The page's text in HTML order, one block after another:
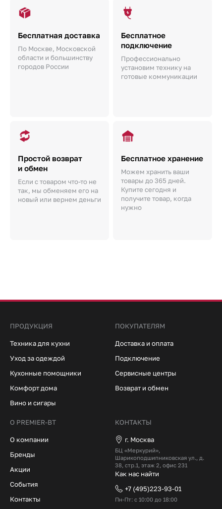
Бесплатная доставка
По Москве, Московской
области и большинству
городов России
Бесплатное
подключение
Профессионально
установим технику на
готовые коммуникации
Простой возврат
и обмен
Если с товаром что-то не
так, мы обменяем его на
новый или вернем деньги
Бесплатное хранение
Можем хранить ваши
товары до 365 дней.
Купите сегодня и
получите товар, когда
нужно
ПРОДУКЦИЯ
Техника для кухни
Уход за одеждой
Кухонные помощники
Комфорт дома
Вино и сигары
ПОКУПАТЕЛЯМ
Доставка и оплата
Подключение
Сервисные центры
Возврат и обмен
О PREMIER-BT
О компании
Бренды
Акции
События
Контакты
КОНТАКТЫ
г. Москва
БЦ «Меркурий»,
Шарикоподшипниковская ул., д.
38, стр.1, этаж 2, офис 231
Как нас найти
+7 (495)223-93-01
Пн-Пт: с 10:00 до 18:00